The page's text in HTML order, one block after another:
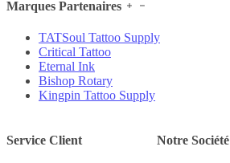
Marques Partenaires
TATSoul Tattoo Supply
Critical Tattoo
Eternal Ink
Bishop Rotary
Kingpin Tattoo Supply
Service Client Notre Société